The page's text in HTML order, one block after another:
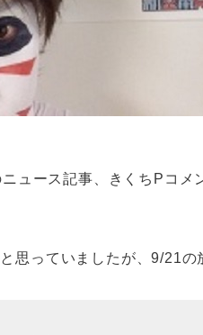
ュース記事、きくちPコメ
思っていましたが、9/21の